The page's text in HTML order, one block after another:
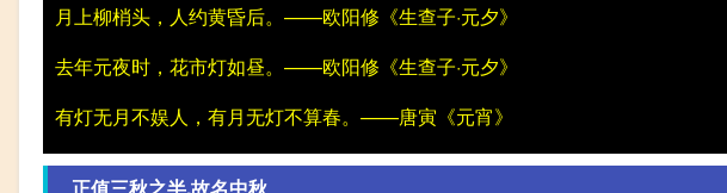
月上柳梢头，人约黄昏后。——欧阳修《生查子·元夕》
去年元夜时，花市灯如昼。——欧阳修《生查子·元夕》
有灯无月不娱人，有月无灯不算春。——唐寅《元宵》